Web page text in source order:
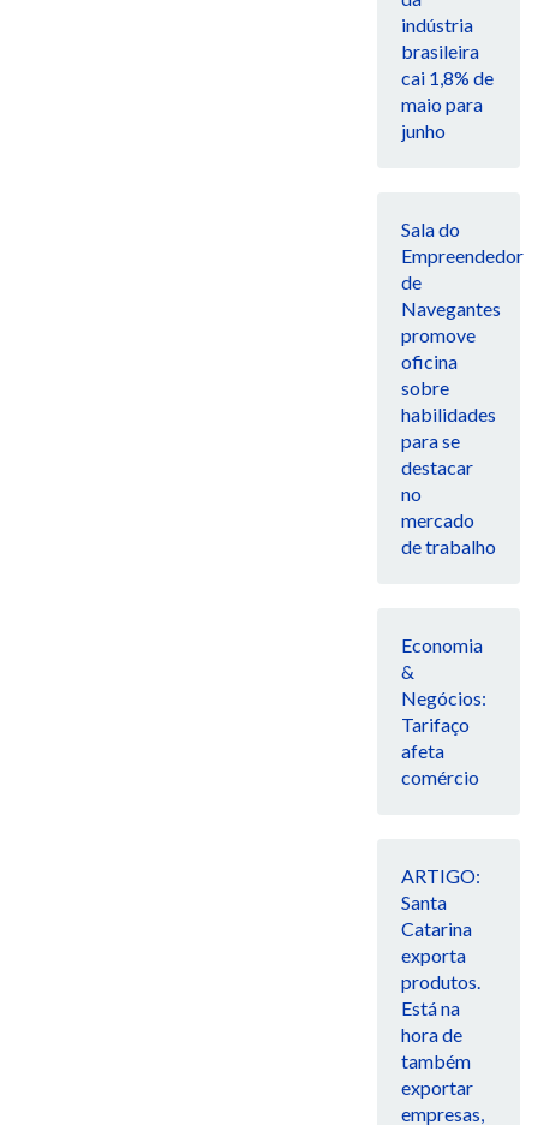
indústria
brasileira
cai 1,8% de
maio para
junho
Sala do
Empreendedor
de
Navegantes
promove
oficina
sobre
habilidades
para se
destacar
no
mercado
de trabalho
Economia
&
Negócios:
Tarifaço
afeta
comércio
ARTIGO:
Santa
Catarina
exporta
produtos.
Está na
hora de
também
exportar
empresas,